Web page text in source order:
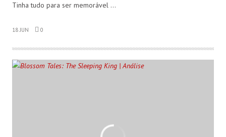
Tinha tudo para ser memorável …
18 JUN 0